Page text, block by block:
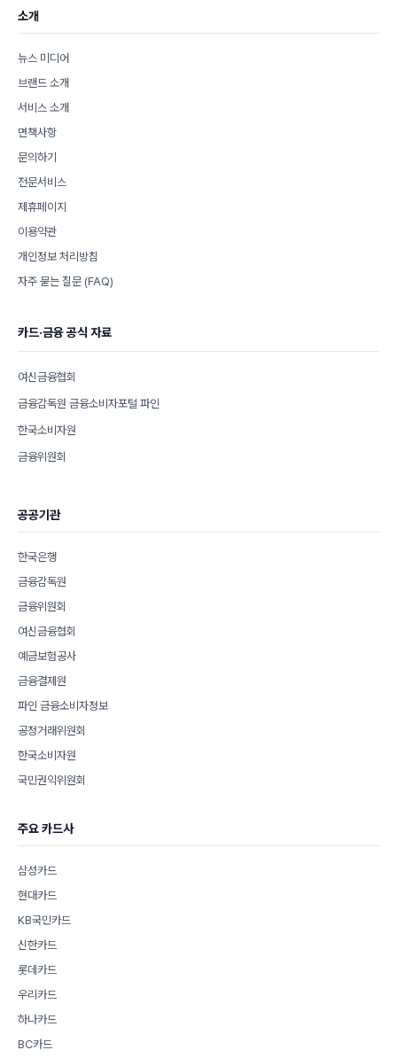
소개
뉴스 미디어
브랜드 소개
서비스 소개
면책사항
문의하기
전문서비스
제휴페이지
이용약관
개인정보 처리방침
자주 묻는 질문 (FAQ)
카드·금융 공식 자료
여신금융협회
금융감독원 금융소비자포털 파인
한국소비자원
금융위원회
공공기관
한국은행
금융감독원
금융위원회
여신금융협회
예금보험공사
금융결제원
파인 금융소비자정보
공정거래위원회
한국소비자원
국민권익위원회
주요 카드사
삼성카드
현대카드
KB국민카드
신한카드
롯데카드
우리카드
하나카드
BC카드